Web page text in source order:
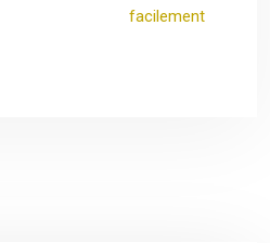
facilement